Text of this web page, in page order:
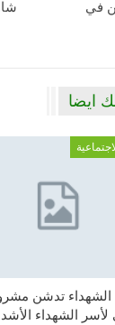
في
ايضا
تدشن
لأسر الشهداء الأشد